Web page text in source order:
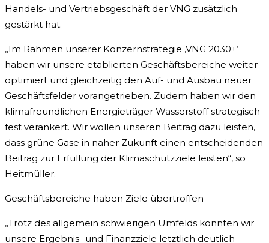
Handels- und Vertriebsgeschäft der VNG zusätzlich
gestärkt hat.
„Im Rahmen unserer Konzernstrategie ‚VNG 2030+‘
haben wir unsere etablierten Geschäftsbereiche weiter
optimiert und gleichzeitig den Auf- und Ausbau neuer
Geschäftsfelder vorangetrieben. Zudem haben wir den
klimafreundlichen Energieträger Wasserstoff strategisch
fest verankert. Wir wollen unseren Beitrag dazu leisten,
dass grüne Gase in naher Zukunft einen entscheidenden
Beitrag zur Erfüllung der Klimaschutzziele leisten“, so
Heitmüller.
Geschäftsbereiche haben Ziele übertroffen
„Trotz des allgemein schwierigen Umfelds konnten wir
unsere Ergebnis- und Finanzziele letztlich deutlich